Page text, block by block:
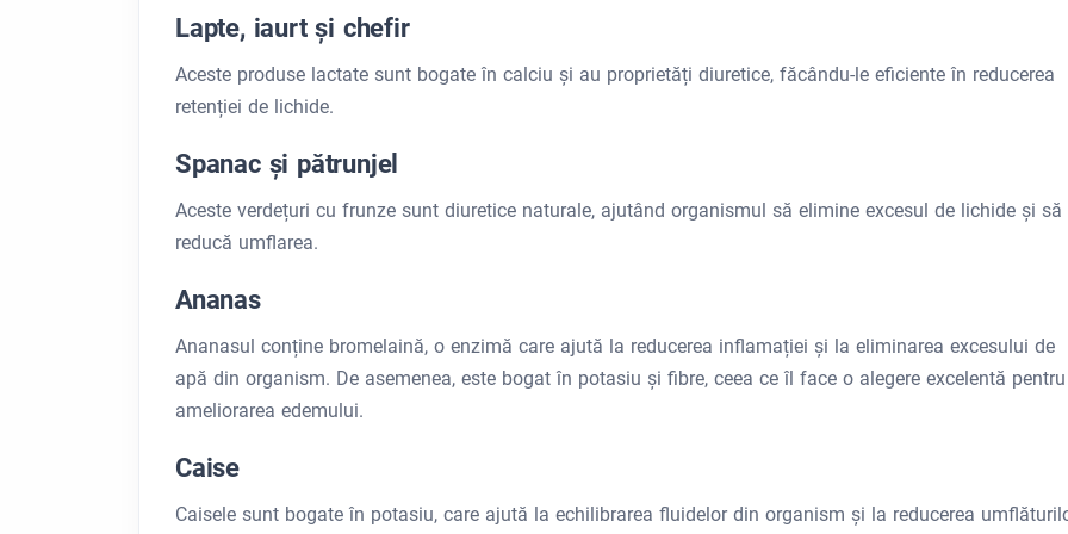
Lapte, iaurt și chefir
Aceste produse lactate sunt bogate în calciu și au proprietăți diuretice, făcându-le eficiente în reducerea
retenției de lichide.
Spanac și pătrunjel
Aceste verdețuri cu frunze sunt diuretice naturale, ajutând organismul să elimine excesul de lichide și să
reducă umflarea.
Ananas
Ananasul conține bromelaină, o enzimă care ajută la reducerea inflamației și la eliminarea excesului de
apă din organism. De asemenea, este bogat în potasiu și fibre, ceea ce îl face o alegere excelentă pentru
ameliorarea edemului.
Caise
Caisele sunt bogate în potasiu, care ajută la echilibrarea fluidelor din organism și la reducerea